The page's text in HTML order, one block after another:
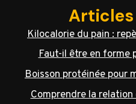
Kilocalorie du pain :
Faut-il être en forme
Boisson protéinée pour
Comprendre la